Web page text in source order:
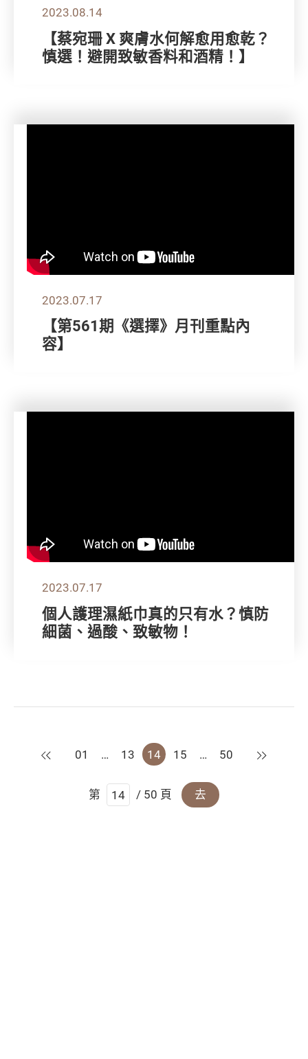
2023.08.14
【蔡宛珊 X 爽膚水何解愈用愈乾？
慎選！避開致敏香料和酒精！】
2023.07.17
【第561期《選擇》月刊重點內
容】
2023.07.17
個人護理濕紙巾真的只有水？慎防
細菌、過酸、致敏物！
上一頁
01 … 13 14 15 … 50 下一頁
第 / 50 頁 去